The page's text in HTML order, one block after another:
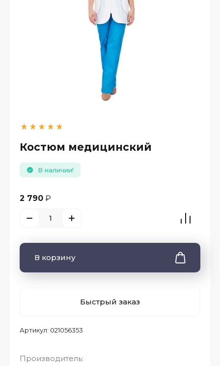
Костюм медицинский
Артикул: 021056353
В наличии!
2 790 ₽
В корзину
Быстрый заказ
Производитель: